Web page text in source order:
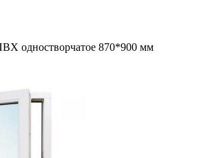
одностворчатое 870*900 мм